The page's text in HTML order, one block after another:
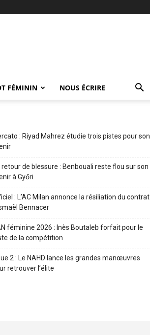
FÉMININ NOUS ÉCRIRE
: Riyad Mahrez étudie trois pistes pour son
retour de blessure : Benbouali reste flou sur son
à Győri
: L’AC Milan annonce la résiliation du contrat
Bennacer
féminine 2026 : Inès Boutaleb forfait pour le
de la compétition
2 : Le NAHD lance les grandes manœuvres
retrouver l’élite